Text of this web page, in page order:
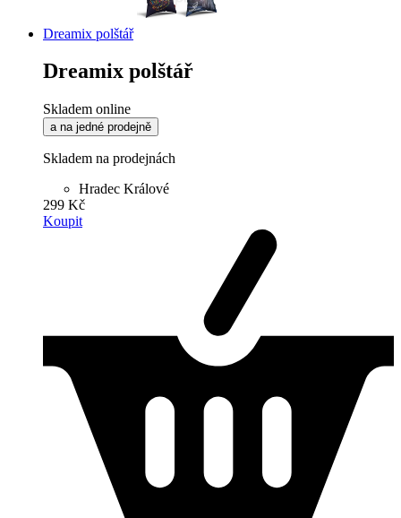
Dreamix polštář
Dreamix polštář
Skladem online
a na jedné prodejně
Skladem na prodejnách
Hradec Králové
299 Kč
Koupit